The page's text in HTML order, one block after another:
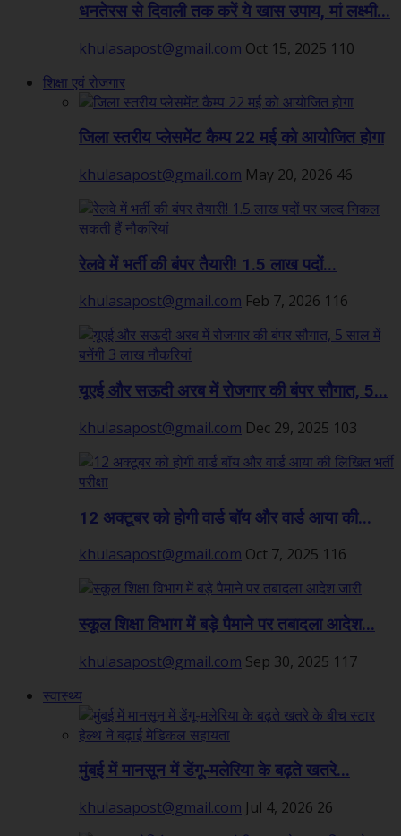
धनतेरस से दिवाली तक करें ये खास उपाय, मां लक्ष्मी...
khulasapost@gmail.com Oct 15, 2025 110
शिक्षा एवं रोजगार
जिला स्तरीय प्लेसमेंट कैम्प 22 मई को आयोजित होगा
khulasapost@gmail.com May 20, 2026 46
रेलवे में भर्ती की बंपर तैयारी! 1.5 लाख पदों...
khulasapost@gmail.com Feb 7, 2026 116
यूएई और सऊदी अरब में रोजगार की बंपर सौगात, 5...
khulasapost@gmail.com Dec 29, 2025 103
12 अक्टूबर को होगी वार्ड बॉय और वार्ड आया की...
khulasapost@gmail.com Oct 7, 2025 116
स्कूल शिक्षा विभाग में बड़े पैमाने पर तबादला आदेश...
khulasapost@gmail.com Sep 30, 2025 117
स्वास्थ्य
मुंबई में मानसून में डेंगू-मलेरिया के बढ़ते खतरे...
khulasapost@gmail.com Jul 4, 2026 26